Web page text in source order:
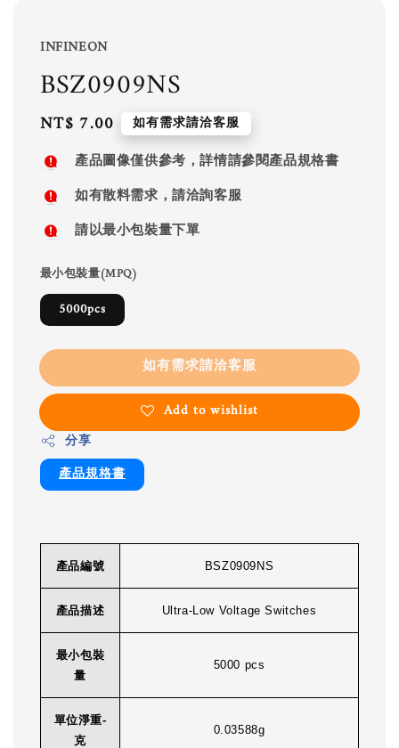
INFINEON
BSZ0909NS
Regular
price
NT$ 7.00 如有需求請洽客服
產品圖像僅供參考，詳情請參閱產品規格書
如有散料需求，請洽詢客服
請以最小包裝量下單
最小包裝量(MPQ)
5000pcs
如有需求請洽客服
Add to wishlist
分享
產品規格書
產品編號 BSZ0909NS
產品描述 Ultra-Low Voltage Switches
最小包裝
量
5000 pcs
單位淨重-
克
0.03588g